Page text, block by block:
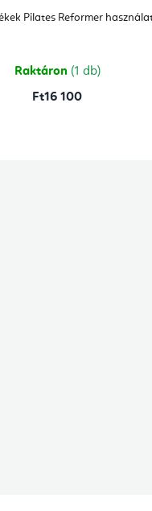
Pilates Reformer
Raktáron (1 db)
Ft16 100